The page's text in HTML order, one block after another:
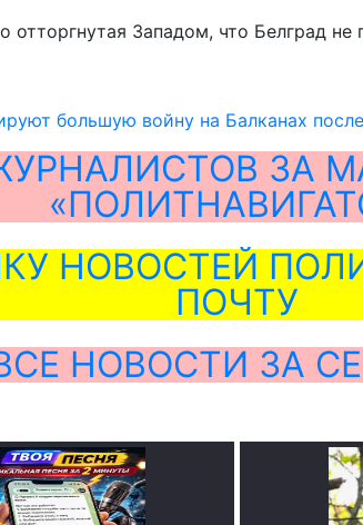
Западом, что Белград не
большую войну на Балканах
ЗА
НОВОСТЕЙ
ПОЧТУ
НОВОСТИ ЗА